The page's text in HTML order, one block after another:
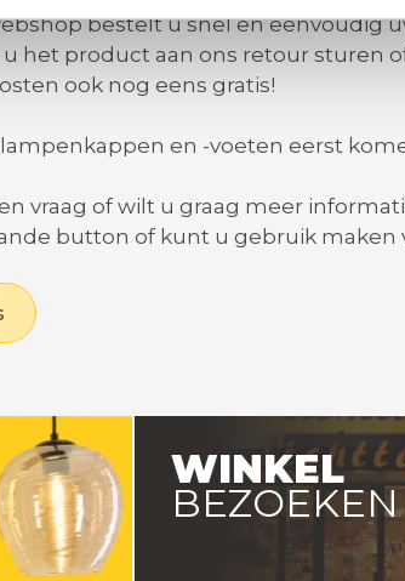
bestelt u snel en eenvoudig
het product aan ons retour sturen
ook nog eens gratis!
en -voeten eerst
vraag of wilt u graag meer
button of kunt u gebruik maken
WINKEL
BEZOEKEN